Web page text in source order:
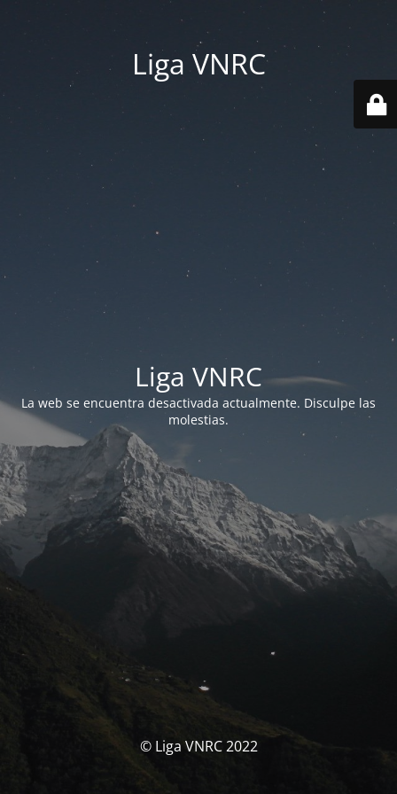
Liga VNRC
Liga VNRC
La web se encuentra desactivada actualmente. Disculpe las
molestias.
© Liga VNRC 2022